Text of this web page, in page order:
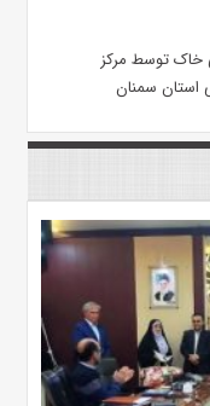
خاک توسط مرکز
استان سمنان